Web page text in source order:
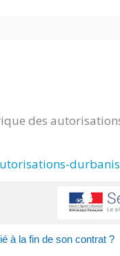
des
à la fin de son contrat ?